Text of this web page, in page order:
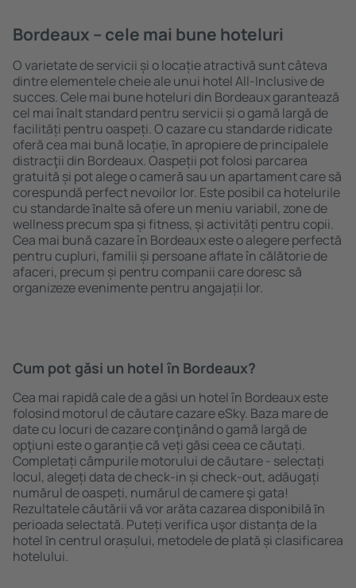
Bordeaux – cele mai bune hoteluri
O varietate de servicii și o locație atractivă sunt câteva
dintre elementele cheie ale unui hotel All-Inclusive de
succes. Cele mai bune hoteluri din Bordeaux garantează
cel mai înalt standard pentru servicii și o gamă largă de
facilități pentru oaspeți. O cazare cu standarde ridicate
oferă cea mai bună locație, ȋn apropiere de principalele
distracţii din Bordeaux. Oaspeții pot folosi parcarea
gratuită și pot alege o cameră sau un apartament care să
corespundă perfect nevoilor lor. Este posibil ca hotelurile
cu standarde ȋnalte să ofere un meniu variabil, zone de
wellness precum spa și fitness, și activități pentru copii.
Cea mai bună cazare în Bordeaux este o alegere perfectă
pentru cupluri, familii și persoane aflate în călătorie de
afaceri, precum și pentru companii care doresc să
organizeze evenimente pentru angajații lor.
Cum pot găsi un hotel în Bordeaux?
Cea mai rapidă cale de a găsi un hotel în Bordeaux este
folosind motorul de căutare cazare eSky. Baza mare de
date cu locuri de cazare conţinând o gamă largă de
opţiuni este o garanție că veți găsi ceea ce căutați.
Completați câmpurile motorului de căutare - selectați
locul, alegeți data de check-in și check-out, adăugați
numărul de oaspeți, numărul de camere şi gata!
Rezultatele căutării vă vor arăta cazarea disponibilă ȋn
perioada selectată. Puteți verifica uşor distanța de la
hotel ȋn centrul orașului, metodele de plată și clasificarea
hotelului.